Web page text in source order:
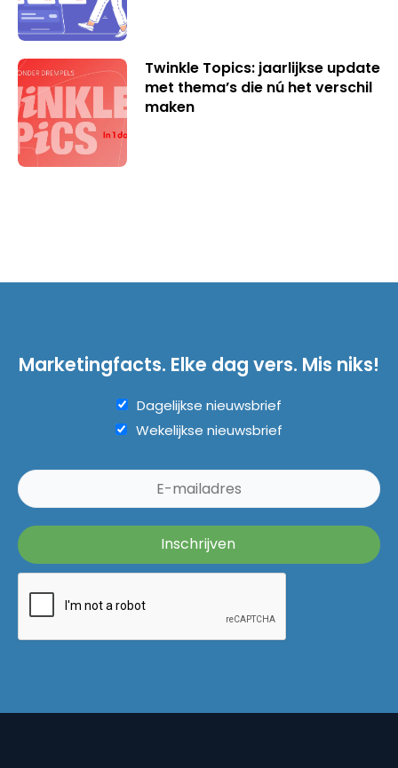
Twinkle Topics: jaarlijkse update
met thema’s die nú het verschil
maken
Marketingfacts. Elke dag vers. Mis niks!
Dagelijkse nieuwsbrief
Wekelijkse nieuwsbrief